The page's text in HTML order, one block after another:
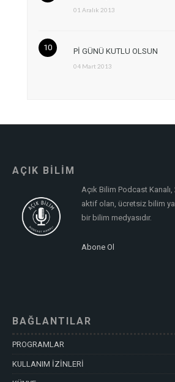
01 Aralık 2013
Pİ GÜNÜ KUTLU OLSUN
04 Mart 2013
AÇIK BİLİM
Açık Bilim Podcast Kanalı,
aktif olan, ücretsiz bilim
bir bilim medyasıdır.
Abone Ol
BAĞLANTILAR
PROGRAMLAR
KULLANIM İZİNLERİ